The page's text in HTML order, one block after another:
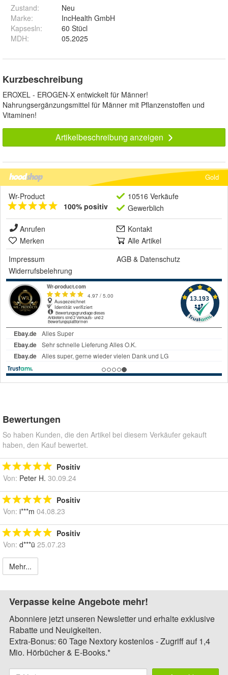
Zustand:
Neu
Marke:
IncHealth GmbH
Kapsesln:
60 Stücl
MDH: 05.2025
Kurzbeschreibung
EROXEL - EROGEN-X entwickelt für Männer!
Nahrungsergänzungsmittel für Männer mit Pflanzenstoffen und
Vitaminen!
Artikelbeschreibung anzeigen
Gold
Wr-Product
100% positiv
10516 Verkäufe
Gewerblich
Anrufen
Kontakt
Merken
Alle Artikel
Impressum
AGB & Datenschutz
Widerrufsbelehrung
Bewertungen
So haben Kunden, die den Artikel bei diesem Verkäufer gekauft
haben, den Kauf bewertet.
Positiv
Von: Peter H. 30.09.24
Positiv
Von: i***m 04.08.23
Positiv
Von: d***ü 25.07.23
Mehr...
Verpasse keine Angebote mehr!
Abonniere jetzt unseren Newsletter und erhalte exklusive
Rabatte und Neuigkeiten.
Extra-Bonus: 60 Tage Nextory kostenlos - Zugriff auf 1,4
Mio. Hörbücher & E-Books.*